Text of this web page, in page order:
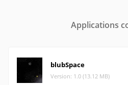
Applications
blubSpace
Version: 1.0 (13.12 MB)